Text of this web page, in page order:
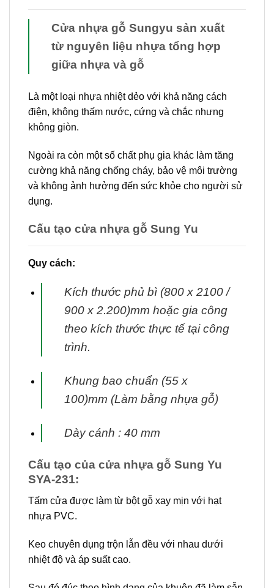
Cửa nhựa gỗ Sungyu sản xuất
từ nguyên liệu nhựa tổng hợp
giữa nhựa và gỗ
Là một loại nhựa nhiệt dẻo với khả năng cách
điện, không thấm nước, cứng và chắc nhưng
không giòn.
Ngoài ra còn một số chất phụ gia khác làm tăng
cường khả năng chống cháy, bảo vệ môi trường
và không ảnh hưởng đến sức khỏe cho người sử
dụng.
Cấu tạo cửa nhựa gỗ Sung Yu
Quy cách:
Kích thước phủ bì (800 x 2100 /
900 x 2.200)mm hoặc gia công
theo kích thước thực tế tạicông
trình.
Khung bao chuẩn (55 x
100)mm (Làm bằng nhựa gỗ)
Dày cánh : 40 mm
Cấu tạo của cửa nhựa gỗ Sung Yu
SYA-231:
Tấm cửa được làm từ bột gỗ xay mịn với hạt
nhựa PVC.
Keo chuyên dụng trộn lẫn đều với nhau dưới
nhiệt độ và áp suất cao.